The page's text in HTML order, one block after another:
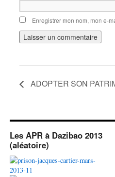
Enregistrer mon nom, mon e-
ADOPTER SON
Les APR à Dazibao 2013
(aléatoire)